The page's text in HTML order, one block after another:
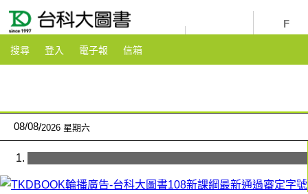
搜尋 登入 電子報 信箱
08/08 2026 星期六